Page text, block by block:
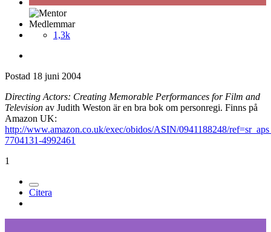
Medlemmar
1,3k
Postad 18 juni 2004
Directing Actors: Creating Memorable Performances for Film and
Television av Judith Weston är en bra bok om personregi. Finns på
Amazon UK:
http://www.amazon.co.uk/exec/obidos/ASIN/0941188248/
7704131-4992461
1
Citera